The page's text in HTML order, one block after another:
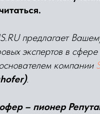
предлагает
экспертов в
компании
.
– пионер